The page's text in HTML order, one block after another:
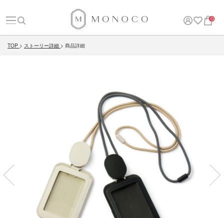
0
TOP ストーリー詳細 商品詳細